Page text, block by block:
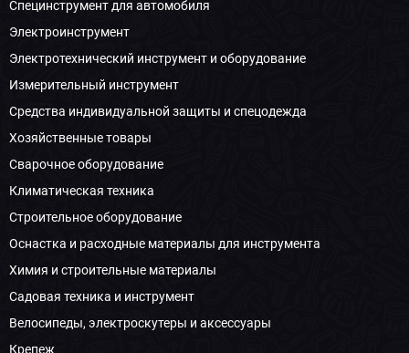
Специнструмент для автомобиля
Электроинструмент
Электротехнический инструмент и оборудование
Измерительный инструмент
Средства индивидуальной защиты и спецодежда
Хозяйственные товары
Сварочное оборудование
Климатическая техника
Строительное оборудование
Оснастка и расходные материалы для инструмента
Химия и строительные материалы
Садовая техника и инструмент
Велосипеды, электроскутеры и аксессуары
Крепеж